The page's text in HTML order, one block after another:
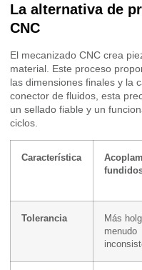
La alternativa de
CNC
El mecanizado CNC crea
material. Este proceso
las dimensiones finales y la
conector de fluidos, esta
un sellado fiable y un
ciclos.
Característica
Tolerancia
Más
menudo